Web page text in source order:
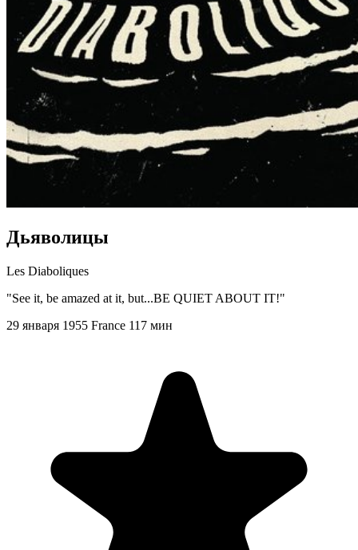
Дьяволицы
Les Diaboliques
"See it, be amazed at it, but...BE QUIET ABOUT IT!"
29 января 1955 France 117 мин